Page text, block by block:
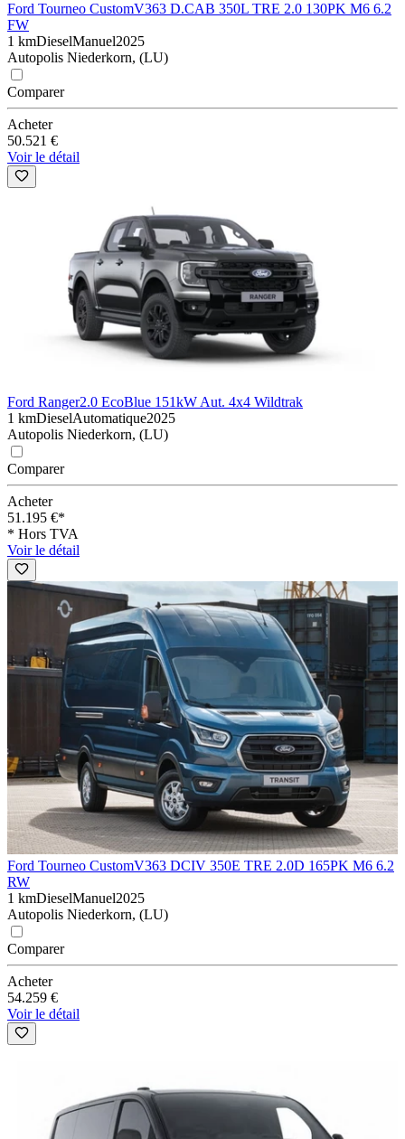
Ford Tourneo CustomV363 D.CAB 350L TRE 2.0 130PK M6 6.2
FW
1 kmDieselManuel2025
Autopolis Niederkorn, (LU)
Comparer
Acheter
50.521 €
Voir le détail
Ford Ranger2.0 EcoBlue 151kW Aut. 4x4 Wildtrak
1 kmDieselAutomatique2025
Autopolis Niederkorn, (LU)
Comparer
Acheter
51.195 €*
* Hors TVA
Voir le détail
Ford Tourneo CustomV363 DCIV 350E TRE 2.0D 165PK M6 6.2
RW
1 kmDieselManuel2025
Autopolis Niederkorn, (LU)
Comparer
Acheter
54.259 €
Voir le détail